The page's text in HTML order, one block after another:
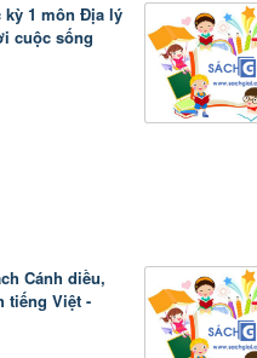
1 môn Địa lý
cuộc sống
Cánh diều,
tiếng Việt -